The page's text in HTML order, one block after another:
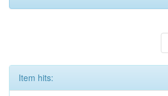
Item hits: